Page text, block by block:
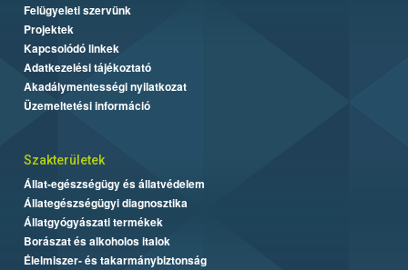
Felügyeleti szervünk
Projektek
Kapcsolódó linkek
Adatkezelési tájékoztató
Akadálymentességi nyilatkozat
Üzemeltetési információ
Szakterületek
Állat-egészségügy és állatvédelem
Állategészségügyi diagnosztika
Állatgyógyászati termékek
Borászat és alkoholos italok
Élelmiszer- és takarmánybiztonság